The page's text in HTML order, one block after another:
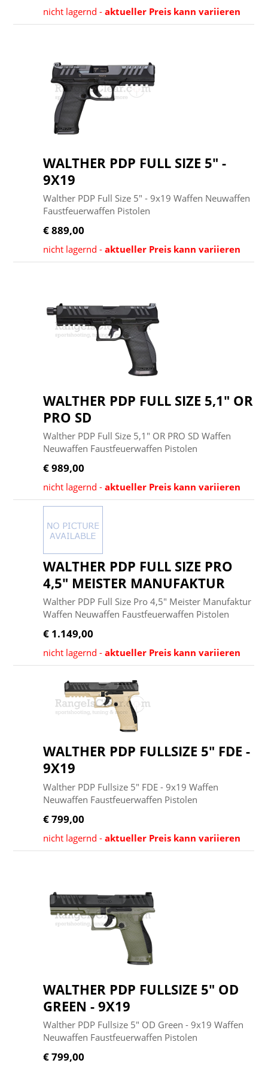
nicht lagernd -aktueller Preis kann variieren
WALTHER PDP FULL SIZE 5" -
9X19
Walther PDP Full Size 5" - 9x19 Waffen Neuwaffen
Faustfeuerwaffen Pistolen
€ 889,00
nicht lagernd -aktueller Preis kann variieren
WALTHER PDP FULL SIZE 5,1" OR
PRO SD
Walther PDP Full Size 5,1" OR PRO SD Waffen
Neuwaffen Faustfeuerwaffen Pistolen
€ 989,00
nicht lagernd -aktueller Preis kann variieren
WALTHER PDP FULL SIZE PRO
4,5" MEISTER MANUFAKTUR
Walther PDP Full Size Pro 4,5" Meister Manufaktur
Waffen Neuwaffen Faustfeuerwaffen Pistolen
€ 1.149,00
nicht lagernd -aktueller Preis kann variieren
WALTHER PDP FULLSIZE 5" FDE -
9X19
Walther PDP Fullsize 5" FDE - 9x19 Waffen
Neuwaffen Faustfeuerwaffen Pistolen
€ 799,00
nicht lagernd -aktueller Preis kann variieren
WALTHER PDP FULLSIZE 5" OD
GREEN - 9X19
Walther PDP Fullsize 5" OD Green - 9x19 Waffen
Neuwaffen Faustfeuerwaffen Pistolen
€ 799,00